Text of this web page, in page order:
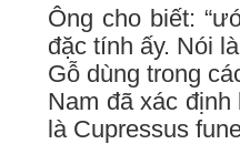
Ông cho biết:
đặc tính ấy. Nói
Gỗ dùng trong
Nam đã xác
là Cupressus